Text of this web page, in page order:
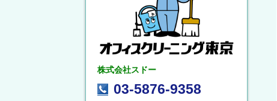
株式会社スドー
03-5876-9358